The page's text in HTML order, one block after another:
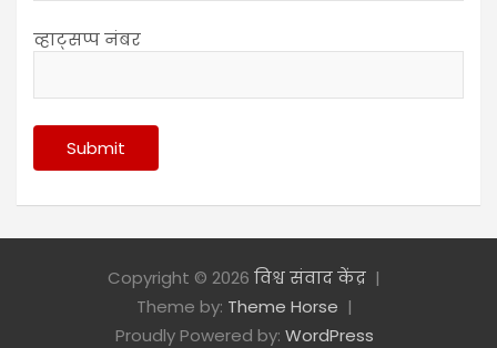
व्हाट्सप्प नंबर
Copyright © 2026 विश्व संवाद केंद्र
Theme by: Theme Horse
Proudly Powered by: WordPress